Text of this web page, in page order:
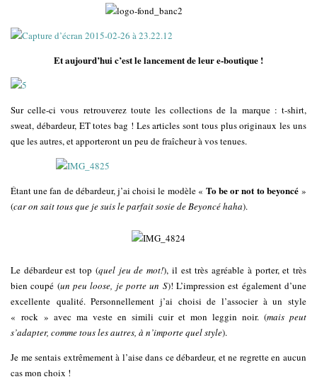
Et aujourd’hui c’est le lancement de leur e-boutique !
Sur celle-ci vous retrouverez toute les collections de la marque : t-shirt,
sweat, débardeur, ET totes bag ! Les articles sont tous plus originaux les uns
que les autres, et apporteront un peu de fraîcheur à vos tenues.
Étant une fan de débardeur, j’ai choisi le modèle « To be or not to beyoncé»
(car on sait tous que je suis le parfait sosie de Beyoncé haha).
Le débardeur est top (quel jeu de mot!), il est très agréable à porter, et très
bien coupé (un peu loose, je porte un S)! L’impression est également d’une
excellente qualité. Personnellement j’ai choisi de l’associer à un style
« rock » avec ma veste en simili cuir et mon leggin noir. (mais peut
s’adapter, comme tous les autres, à n’importe quel style).
Je me sentais extrêmement à l’aise dans ce débardeur, et ne regrette en aucun
cas mon choix !